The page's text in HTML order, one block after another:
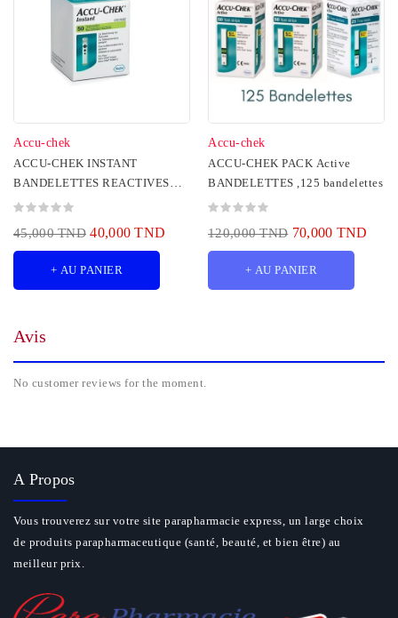
Accu-chek
ACCU-CHEK INSTANT
BANDELETTES REACTIVES
BOITE DE 50
45,000 TND 40,000 TND
+ AU PANIER
Accu-chek
ACCU-CHEK PACK Active
BANDELETTES ,125 bandelettes
120,000 TND 70,000 TND
+ AU PANIER
Avis
No customer reviews for the moment.
A Propos
Vous trouverez sur votre site parapharmacie express, un large choix
de produits parapharmaceutique (santé, beauté, et bien être) au
meilleur prix.